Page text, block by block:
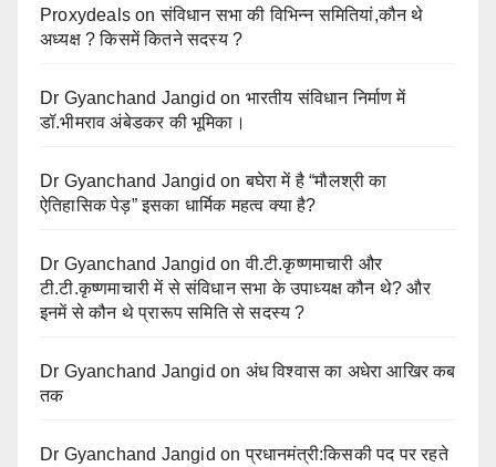
Proxydeals onसंविधान सभा की विभिन्न समितियां,कौन थे
अध्यक्ष ? किसमें कितने सदस्य ?
Dr Gyanchand Jangid on भारतीय संविधान निर्माण में
डॉ.भीमराव अंबेडकर की भूमिका।
Dr Gyanchand Jangid onबघेरा में है “मौलश्री का
ऐतिहासिक पेड़” इसका धार्मिक महत्व क्या है?
Dr Gyanchand Jangid onवी.टी.कृष्णमाचारी और
टी.टी.कृष्णमाचारी में से संविधान सभा के उपाध्यक्ष कौन थे? और
इनमें से कौन थे प्रारूप समिति से सदस्य ?
Dr Gyanchand Jangid on अंध विश्वास का अधेरा आखिर कब
तक
Dr Gyanchand Jangid onप्रधानमंत्री:किसकी पद पर रहते